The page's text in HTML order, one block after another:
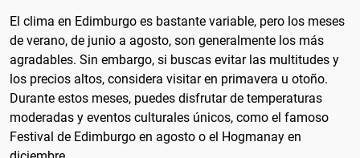
El clima en Edimburgo es bastante variable, pero los meses
de verano, de junio a agosto, son generalmente los más
agradables. Sin embargo, si buscas evitar las multitudes y
los precios altos, considera visitar en primavera u otoño.
Durante estos meses, puedes disfrutar de temperaturas
moderadas y eventos culturales únicos, como el famoso
Festival de Edimburgo en agosto o el Hogmanay en